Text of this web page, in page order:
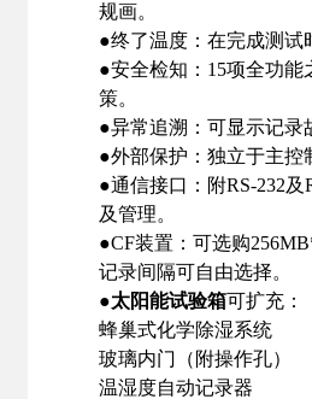
规画。
●终了温度：在完成测试
●安全检知：15项全功
策。
●异常追溯：可显示记录
●外部保护：独立于主控
●通信接口：附RS-232
及管理。
●CF装置：可选购
记录间隔可自由选择。
●太阳能试验箱可扩充：
蜂巢式化学除湿系统
玻璃内门（附操作孔）
温湿度自动记录器